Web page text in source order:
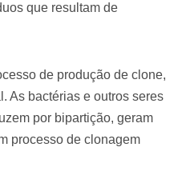
que resultam de
de produção de clone,
As bactérias e outros seres
por bipartição, geram
processo de clonagem